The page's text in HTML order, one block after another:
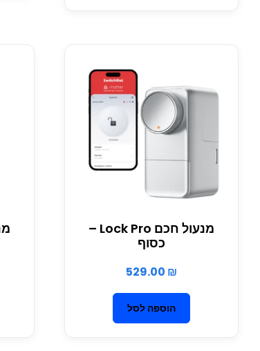
מנעול חכם Lock Pro –
כסוף
529.00 ₪
הוספה לסל